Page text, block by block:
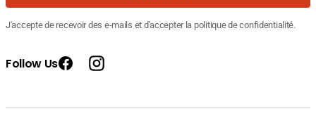
:
Prix
60.590
J'accepte de recevoir des e-mails et d'accepter la politique de confidentialité.
Follow Us FacebookInstagram